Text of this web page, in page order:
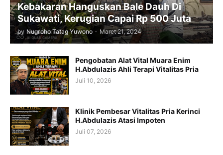
Kebakaran Hanguskan Bale Dauh Di
Sukawati, Kerugian Capai Rp 500 Juta
by Nugroho Tatag Yuwono - Maret 21, 2024
Pengobatan Alat Vital Muara Enim
H.Abdulazis Ahli Terapi Vitalitas Pria
Juli 10, 2026
Klinik Pembesar Vitalitas Pria Kerinci
H.Abdulazis Atasi Impoten
Juli 07, 2026